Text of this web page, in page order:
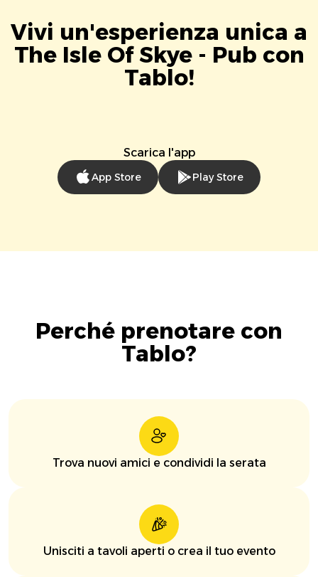
Vivi un'esperienza unica a
The Isle Of Skye - Pub con
Tablo!
Scarica l'app
App Store Play Store
Perché prenotare con
Tablo?
Trova nuovi amici e condividi la serata
Unisciti a tavoli aperti o crea il tuo evento